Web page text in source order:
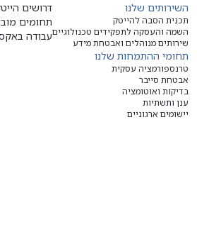
השירותים שלנו
תכנית הסבה להייטק
השמה והעסקה לתפקידים טכנולוגיים
שירותים מנוהלים ואבטחת מידע
תחומי ההתמחות שלנו
טרנספורמציה עסקית
אבטחת סייבר
בדיקות ואוטומציה
ענן ותשתיות
יישומים ארגוניים
דרושים
תחומים
עבודה